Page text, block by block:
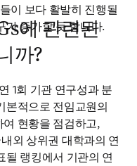
이 보다 활발히 진행될
가 증가할 듯 합니다.
에 관련된
까?
1회 기관 연구성과 분
본적으로 전임교원의
현황을 점검하고,
외 상위권 대학과의 연
될 랭킹에서 기관의 연